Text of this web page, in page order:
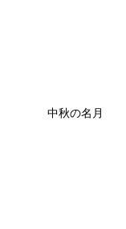
中秋の名月